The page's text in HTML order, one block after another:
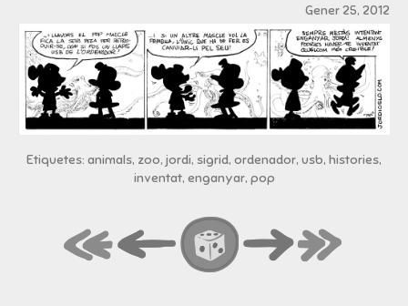
Gener 25, 2012
Etiquetes: animals, zoo, jordi, sigrid, ordenador, usb, histories,
inventat, enganyar, pop